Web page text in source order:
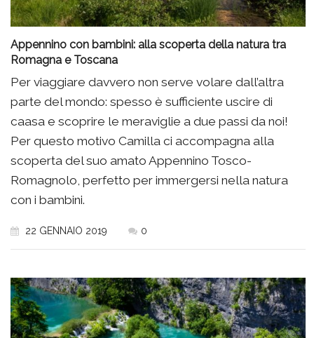
Appennino con bambini: alla scoperta della natura tra
Romagna e Toscana
Per viaggiare davvero non serve volare dall’altra
parte del mondo: spesso è sufficiente uscire di
caasa e scoprire le meraviglie a due passi da noi!
Per questo motivo Camilla ci accompagna alla
scoperta del suo amato Appennino Tosco-
Romagnolo, perfetto per immergersi nella natura
con i bambini.
22 GENNAIO 2019 0